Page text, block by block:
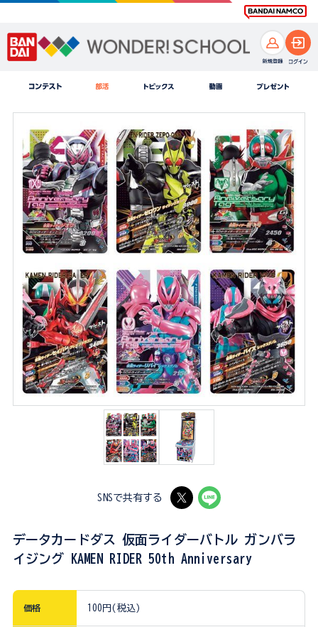
SNSで共有する
データカードダス 仮面ライダーバトル ガンバラ
イジング KAMEN RIDER 50th Anniversary
価格 100円(税込)